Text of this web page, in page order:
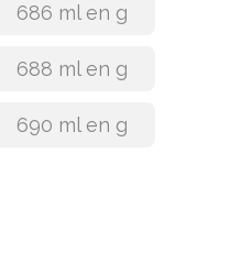
686 ml en g
688 ml en g
690 ml en g